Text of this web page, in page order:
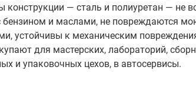
конструкции — сталь и полиуретан — не
бензином и маслами, не повреждаются
устойчивы к механическим
для мастерских, лабораторий,
и упаковочных цехов, в автосервисы.